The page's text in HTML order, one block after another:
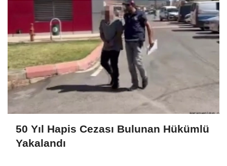
50 Yıl Hapis Cezası Bulunan Hükümlü
Yakalandı